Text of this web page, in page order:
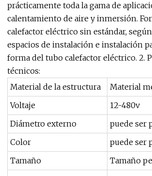
prácticamente toda la gama de
calentamiento de aire y inmersión.
calefactor eléctrico sin estándar,
espacios de instalación e instalación
forma del tubo calefactor eléctrico. 2.
técnicos:
Material de la estructura
Material
Voltaje
12-480v
Diámetro externo
puede ser
Color
puede ser
Tamaño
Tamaño